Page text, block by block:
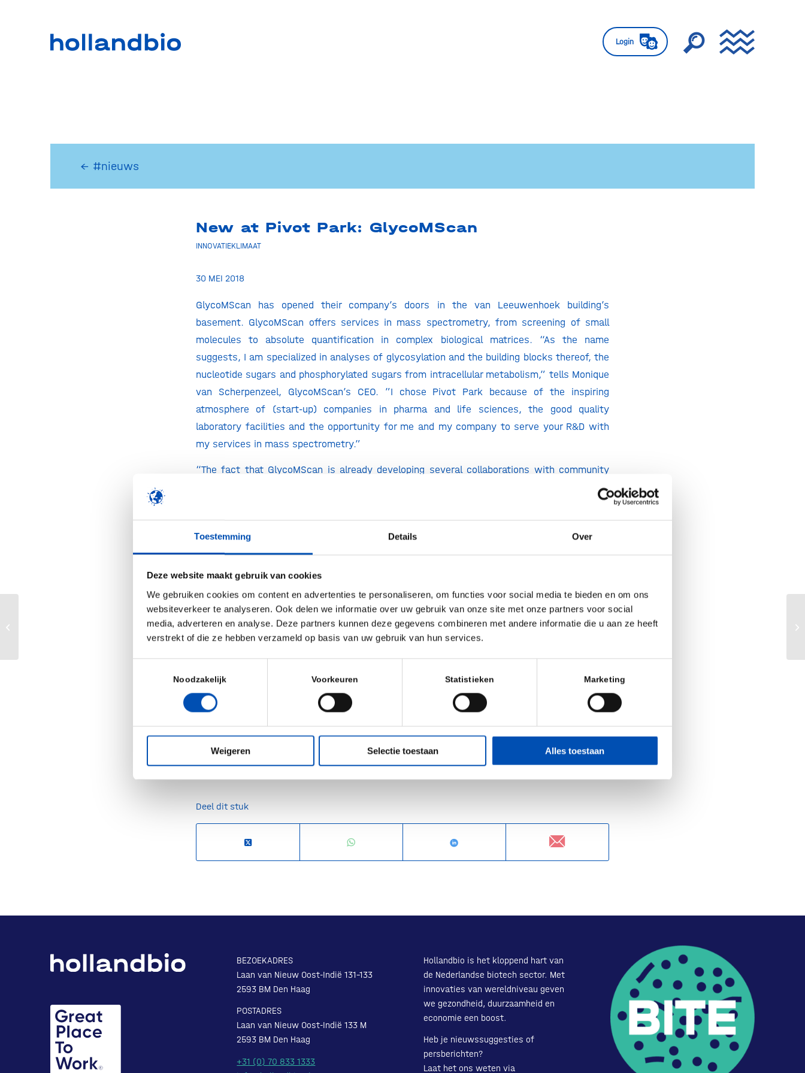
Toestemming Details Over
Deze website maakt gebruik van cookies
We gebruiken cookies om content en advertenties te personaliseren, om functies voor social media te bieden en om ons
websiteverkeer te analyseren. Ook delen we informatie over uw gebruik van onze site met onze partners voor social
media, adverteren en analyse. Deze partners kunnen deze gegevens combineren met andere informatie die u aan ze heeft
verstrekt of die ze hebben verzameld op basis van uw gebruik van hun services.
Noodzakelijk Voorkeuren Statistieken Marketing
Weigeren Selectie toestaan Alles toestaan
Login
← #nieuws
New at Pivot Park: GlycoMScan
INNOVATIEKLIMAAT
30 MEI 2018
GlycoMScan has opened their company’s doors in the van Leeuwenhoek building’s
basement. GlycoMScan offers services in mass spectrometry, from screening of small
molecules to absolute quantification in complex biological matrices. “As the name
suggests, I am specialized in analyses of glycosylation and the building blocks thereof, the
nucleotide sugars and phosphorylated sugars from intracellular metabolism,” tells Monique
van Scherpenzeel, GlycoMScan’s CEO. ”I chose Pivot Park because of the inspiring
atmosphere of (start-up) companies in pharma and life sciences, the good quality
laboratory facilities and the opportunity for me and my company to serve your R&D with
my services in mass spectrometry.”
“The fact that GlycoMScan is already developing several collaborations with community
members shows what a good addition this company is to the Pivot Park pharma R&D
ecosystem,” tells Brigitte Drees, Pivot Park’s CEO. “Thanks to our extensive experience
we’ve been able to support GlycoMScan in becoming operable in a short time.”
Sensitive high-end UHPLC-QqQ for intracellular quantification of (sugar) metabolites
High-throughput, large capacity MRM analyses for pharmacokinetics and quantification
of small molecules in complex biological matrices
High-resolution or other types of mass spectrometry, e.g. QTOF or GC-MS are available
upon request. Interested in learning more? Contact Monique van Scherpenzeel by
e-mail.
Source:Pivot Park
/
Deel dit stuk
BEZOEKADRES
Laan van Nieuw Oost-Indië 131-133
2593 BM Den Haag
POSTADRES
Laan van Nieuw Oost-Indië 133 M
2593 BM Den Haag
+31 (0) 70 833 1333
Hollandbio is het kloppend hart van
de Nederlandse biotech sector. Met
innovaties van wereldniveau geven
we gezondheid, duurzaamheid en
economie een boost.
Heb je nieuwssuggesties of
persberichten?
Laat het ons weten via
to